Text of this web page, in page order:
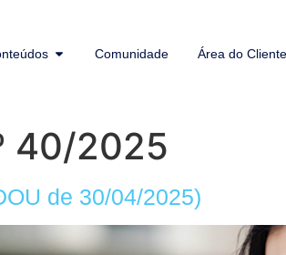
Comunidade Área do Cliente
40/2025
de 30/04/2025)